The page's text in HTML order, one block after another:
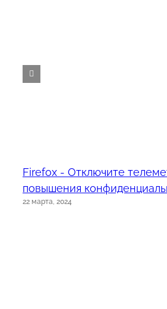
Firefox - Отключите
повышения
22 марта, 2024